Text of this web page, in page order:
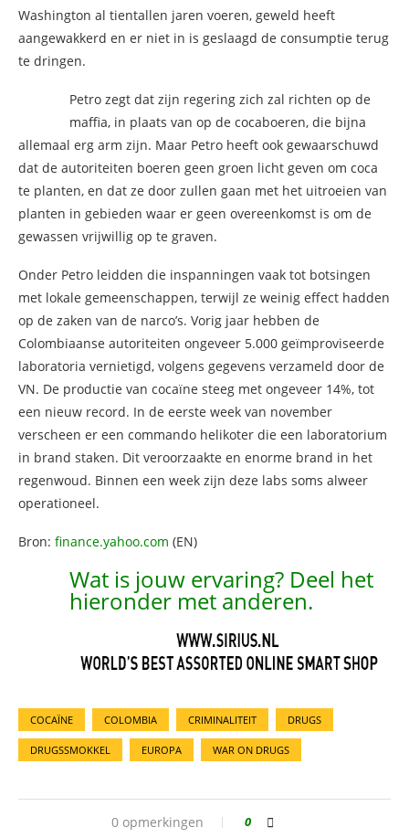
Washington al tientallen jaren voeren, geweld heeft
aangewakkerd en er niet in is geslaagd de consumptie terug
te dringen.
Petro zegt dat zijn regering zich zal richten op de
maffia, in plaats van op de cocaboeren, die bijna
allemaal erg arm zijn. Maar Petro heeft ook gewaarschuwd
dat de autoriteiten boeren geen groen licht geven om coca
te planten, en dat ze door zullen gaan met het uitroeien van
planten in gebieden waar er geen overeenkomst is om de
gewassen vrijwillig op te graven.
Onder Petro leidden die inspanningen vaak tot botsingen
met lokale gemeenschappen, terwijl ze weinig effect hadden
op de zaken van de narco’s. Vorig jaar hebben de
Colombiaanse autoriteiten ongeveer 5.000 geïmproviseerde
laboratoria vernietigd, volgens gegevens verzameld door de
VN. De productie van cocaïne steeg met ongeveer 14%, tot
een nieuw record. In de eerste week van november
verscheen er een commando helikoter die een laboratorium
in brand staken. Dit veroorzaakte en enorme brand in het
regenwoud. Binnen een week zijn deze labs soms alweer
operationeel.
Bron: finance.yahoo.com (EN)
Wat is jouw ervaring? Deel het
hieronder met anderen.
COCAÏNE COLOMBIA CRIMINALITEIT DRUGS
DRUGSSMOKKEL EUROPA WAR ON DRUGS
0 opmerkingen 0